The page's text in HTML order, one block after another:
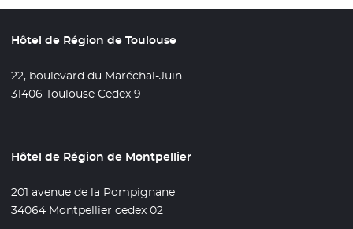
Hôtel de Région de Toulouse
22, boulevard du Maréchal-Juin
31406 Toulouse Cedex 9
Hôtel de Région de Montpellier
201 avenue de la Pompignane
34064 Montpellier cedex 02